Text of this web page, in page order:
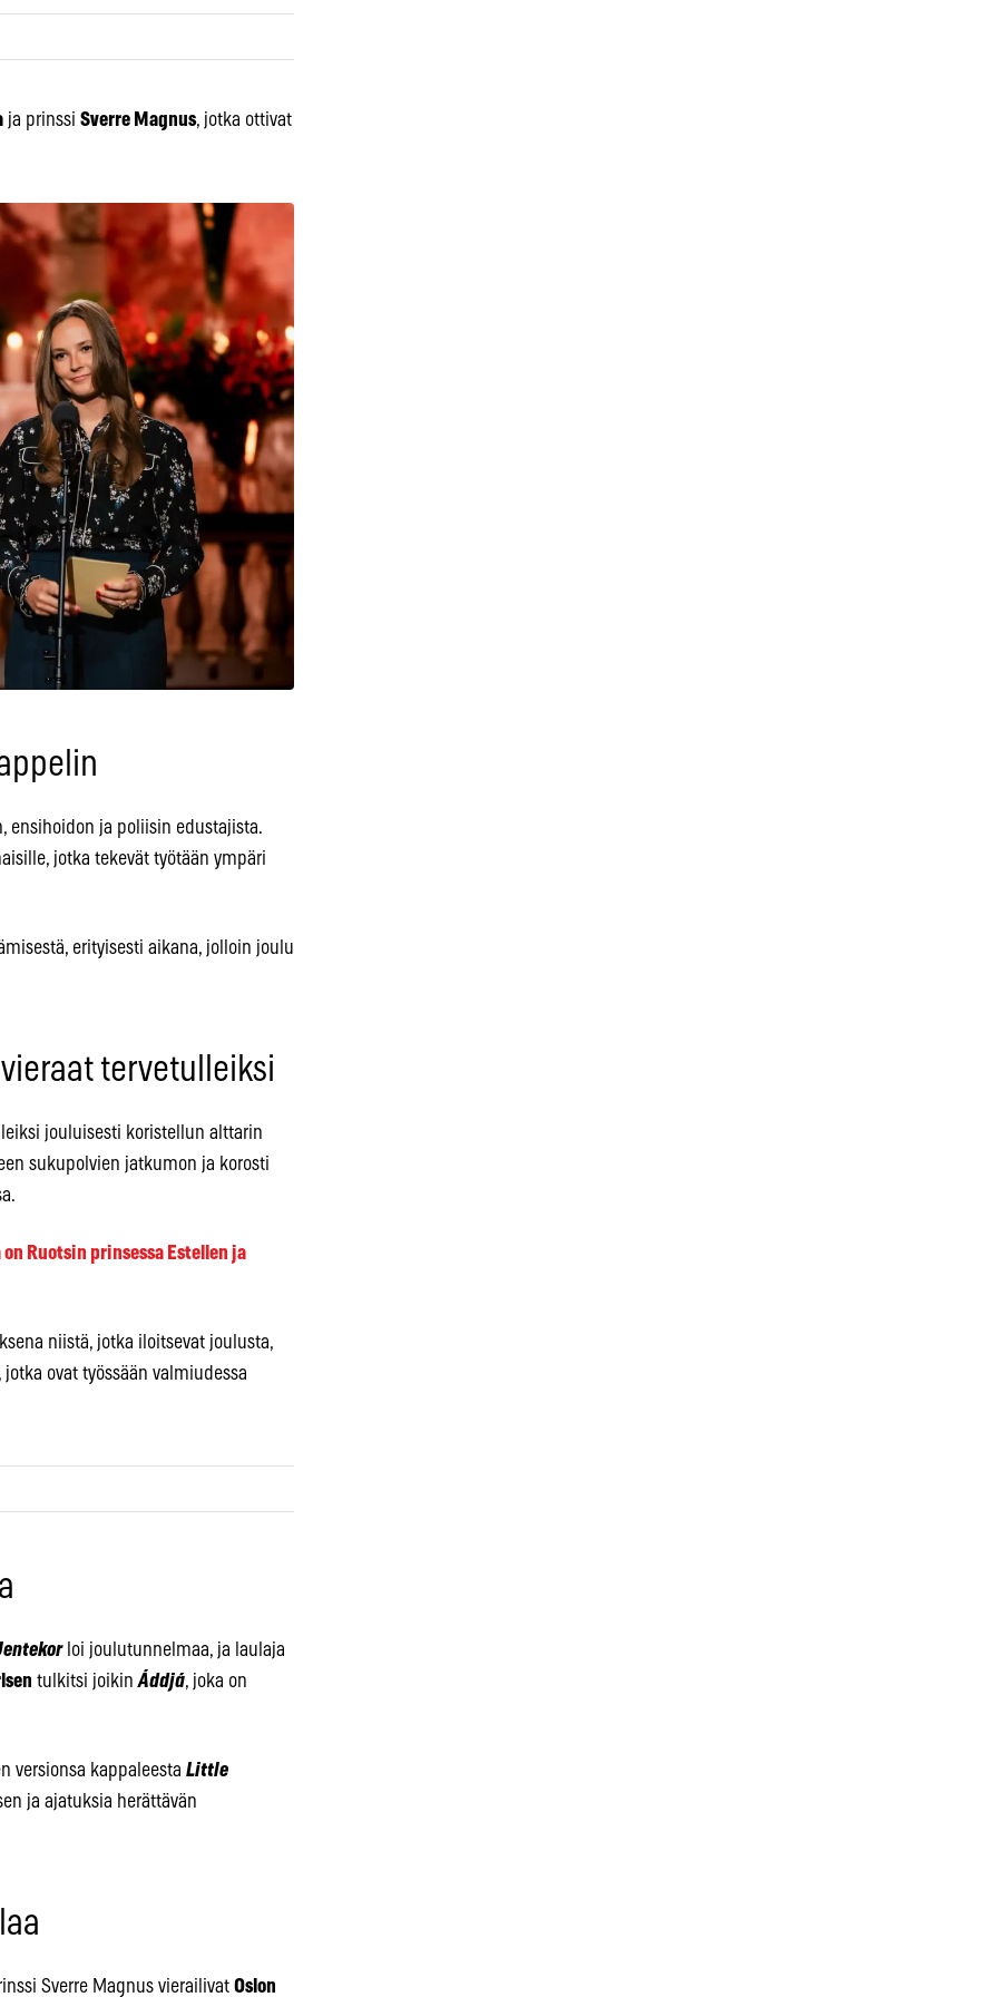
ja prinssi Sverre Magnus, jotka ottivat
ensihoidon ja poliisin edustajista.
jotka tekevät työtään ympäri
erityisesti aikana, jolloin joulu
tervetulleiksi
jouluisesti koristellun alttarin
sukupolvien jatkumon ja korosti
Ruotsin prinsessa Estellen ja
niistä, jotka iloitsevat joulusta,
ovat työssään valmiudessa
loi joulutunnelmaa, ja laulaja
tulkitsi joikinÁddjá, joka on
versionsa kappaleesta Little
ja ajatuksia herättävän
Sverre Magnus vierailivat Oslon